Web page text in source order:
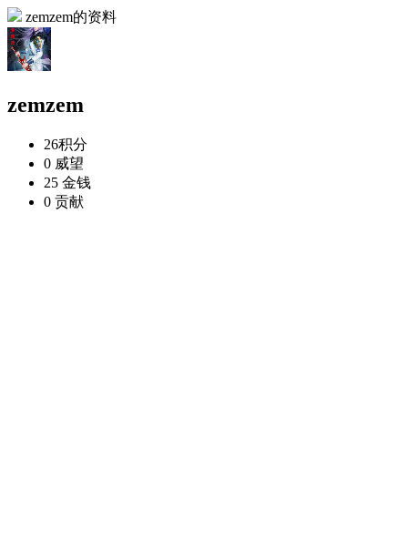
zemzem的资料
zemzem
26积分
0 威望
25 金钱
0 贡献